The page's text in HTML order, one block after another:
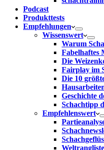
Podcast
Produkttests
Empfehlungen
Wissenswert
Warum
Fabelhaftes
Die
Fairplay im
Die 10
Geschichte
Schachtipp
Empfehlenswert